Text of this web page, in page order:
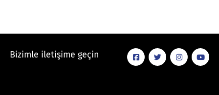
Bizimle iletişime geçin